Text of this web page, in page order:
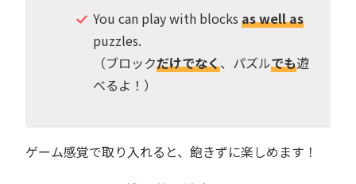
You can play with blocks as well as
puzzles.
（ブロックだけでなく、パズルでも遊
べるよ！）
ゲーム感覚で取り入れると、飽きずに楽しめます！